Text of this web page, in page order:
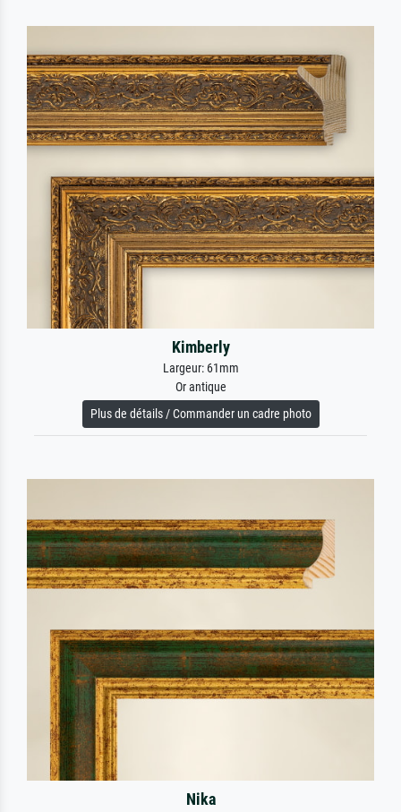
Kimberly
Largeur: 61mm
Or antique
Plus de détails / Commander un cadre photo
Nika